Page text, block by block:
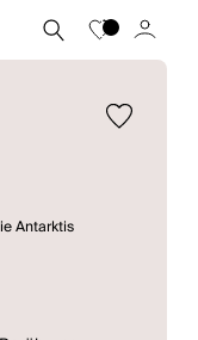
Antarktis